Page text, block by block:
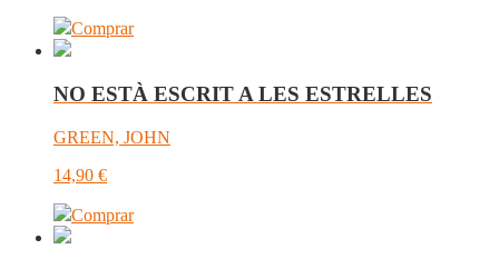
Comprar
NO ESTÀ ESCRIT A LES ESTRELLES
GREEN, JOHN
14,90 €
Comprar